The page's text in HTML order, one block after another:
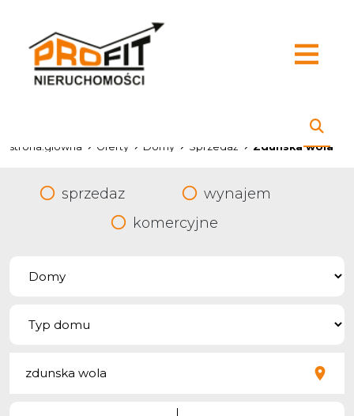
strona.glowna Oferty Domy Sprzedaż Zdunska wola
sprzedaz
wynajem
komercyjne